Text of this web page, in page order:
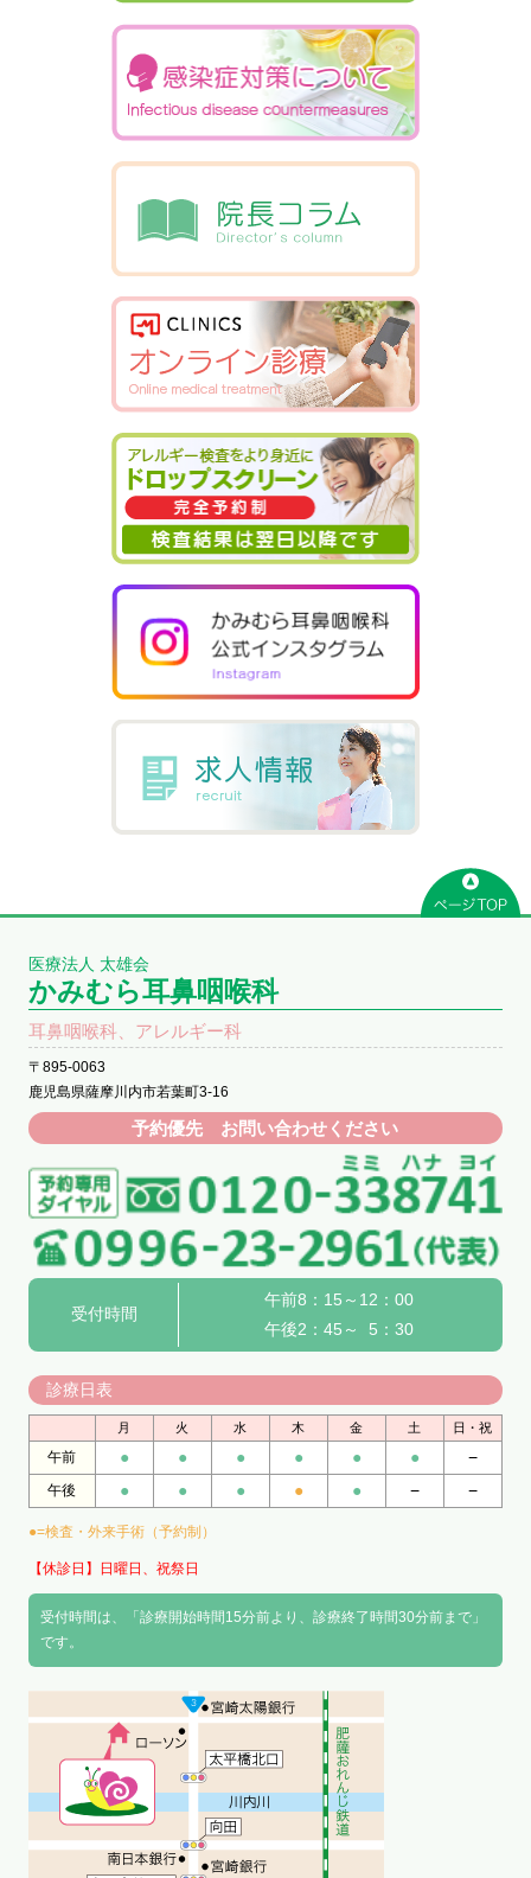
医療法人 太雄会
かみむら耳鼻咽喉科
耳鼻咽喉科、アレルギー科
〒895-0063
鹿児島県薩摩川内市若葉町3-16
予約優先 お問い合わせください
受付時間
午前8：15～12：00
午後2：45～ 5：30
診療日表
月 火 水 木 金 土 日・祝
午前 ● ● ● ● ● ● −
午後 ● ● ● ● ● − −
●=検査・外来手術（予約制）
【休診日】日曜日、祝祭日
受付時間は、「診療開始時間15分前より、診療終了時間30分前まで」
です。